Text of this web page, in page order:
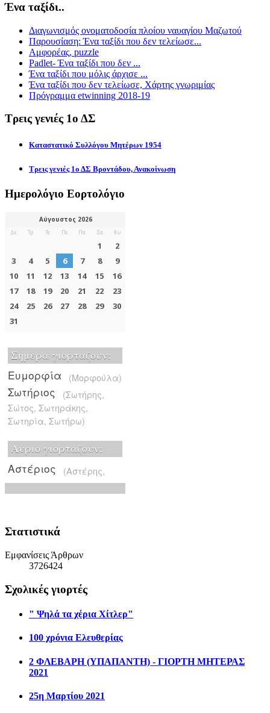
Ένα ταξίδι..
Διαγωνισμός ονοματοδοσία πλοίου ναυαγίου Μαζωτού
Παρουσίαση: Ένα ταξίδι που δεν τελείωσε...
Αμφορέας, puzzle
Padlet- Ένα ταξίδι που δεν ...
Ένα ταξίδι που μόλις άρχισε ...
Ένα ταξίδι που δεν τελείωσε, Χάρτης γνωριμίας
Πρόγραμμα etwinning 2018-19
Τρεις γενιές 1ο ΔΣ
Καταστατικό Συλλόγου Μητέρων 1954
Τρεις γενιές 1ο ΔΣ Βροντάδου, Ανακοίνωση
Ημερολόγιο Εορτολόγιο
Στατιστικά
Εμφανίσεις Άρθρων
3726424
Σχολικές γιορτές
" Ψηλά τα χέρια Χίτλερ"
100 χρόνια Ελευθερίας
2 ΦΛΕΒΑΡΗ (ΥΠΑΠΑΝΤΗ) - ΓΙΟΡΤΗ ΜΗΤΕΡΑΣ
2021
25η Μαρτίου 2021